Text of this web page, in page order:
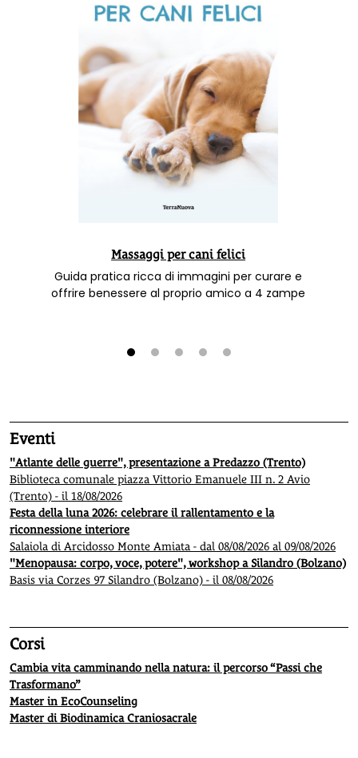
Massaggi per cani felici
Guida pratica ricca di immagini per curare e
offrire benessere al proprio amico a 4 zampe
Eventi
"Atlante delle guerre", presentazione a Predazzo (Trento)
Biblioteca comunale piazza Vittorio Emanuele III n. 2 Avio
(Trento) - il 18/08/2026
Festa della luna 2026: celebrare il rallentamento e la
riconnessione interiore
Salaiola di Arcidosso Monte Amiata - dal 08/08/2026 al 09/08/2026
"Menopausa: corpo, voce, potere", workshop a Silandro (Bolzano)
Basis via Corzes 97 Silandro (Bolzano) - il 08/08/2026
Corsi
Cambia vita camminando nella natura: il percorso “Passi che
Trasformano”
Master in EcoCounseling
Master di Biodinamica Craniosacrale